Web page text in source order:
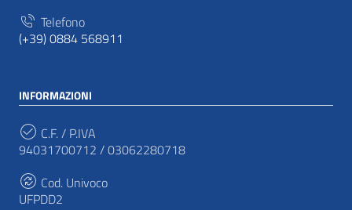
Telefono
(+39) 0884 568911
INFORMAZIONI
C.F. / P.IVA
94031700712 / 03062280718
Cod. Univoco
UFPDD2